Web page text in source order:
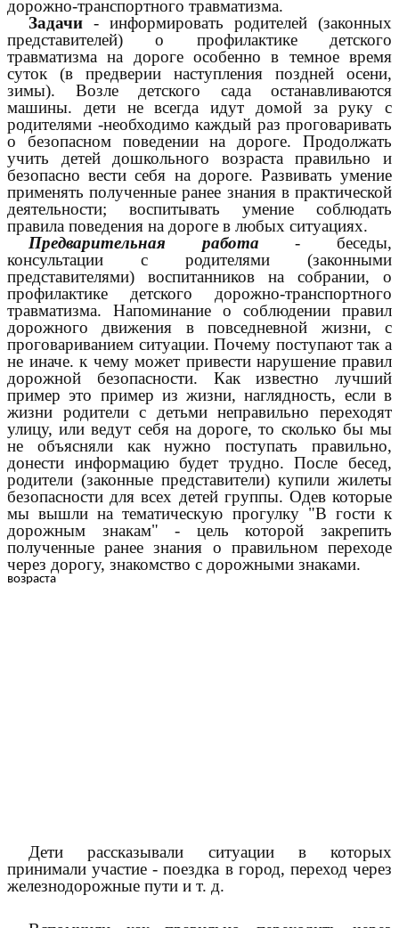
дорожно-транспортного травматизма.
Задачи - информировать родителей (законных
представителей) о профилактике детского
травматизма на дороге особенно в темное время
суток (в предверии наступления поздней осени,
зимы). Возле детского сада останавливаются
машины. дети не всегда идут домой за руку с
родителями -необходимо каждый раз проговаривать
о безопасном поведении на дороге. Продолжать
учить детей дошкольного возраста правильно и
безопасно вести себя на дороге. Развивать умение
применять полученные ранее знания в практической
деятельности; воспитывать умение соблюдать
правила поведения на дороге в любых ситуациях.
Предварительная работа - беседы,
консультации с родителями (законными
представителями) воспитанников на собрании, о
профилактике детского дорожно-транспортного
травматизма. Напоминание о соблюдении правил
дорожного движения в повседневной жизни, с
проговариванием ситуации. Почему поступают так а
не иначе. к чему может привести нарушение правил
дорожной безопасности. Как известно лучший
пример это пример из жизни, наглядность, если в
жизни родители с детьми неправильно переходят
улицу, или ведут себя на дороге, то сколько бы мы
не объясняли как нужно поступать правильно,
донести информацию будет трудно. После бесед,
родители (законные представители) купили жилеты
безопасности для всех детей группы. Одев которые
мы вышли на тематическую прогулку "В гости к
дорожным знакам" - цель которой закрепить
полученные ранее знания о правильном переходе
через дорогу, знакомство с дорожными знаками.
Дети рассказывали ситуации в которых
принимали участие - поездка в город, переход через
железнодорожные пути и т. д.